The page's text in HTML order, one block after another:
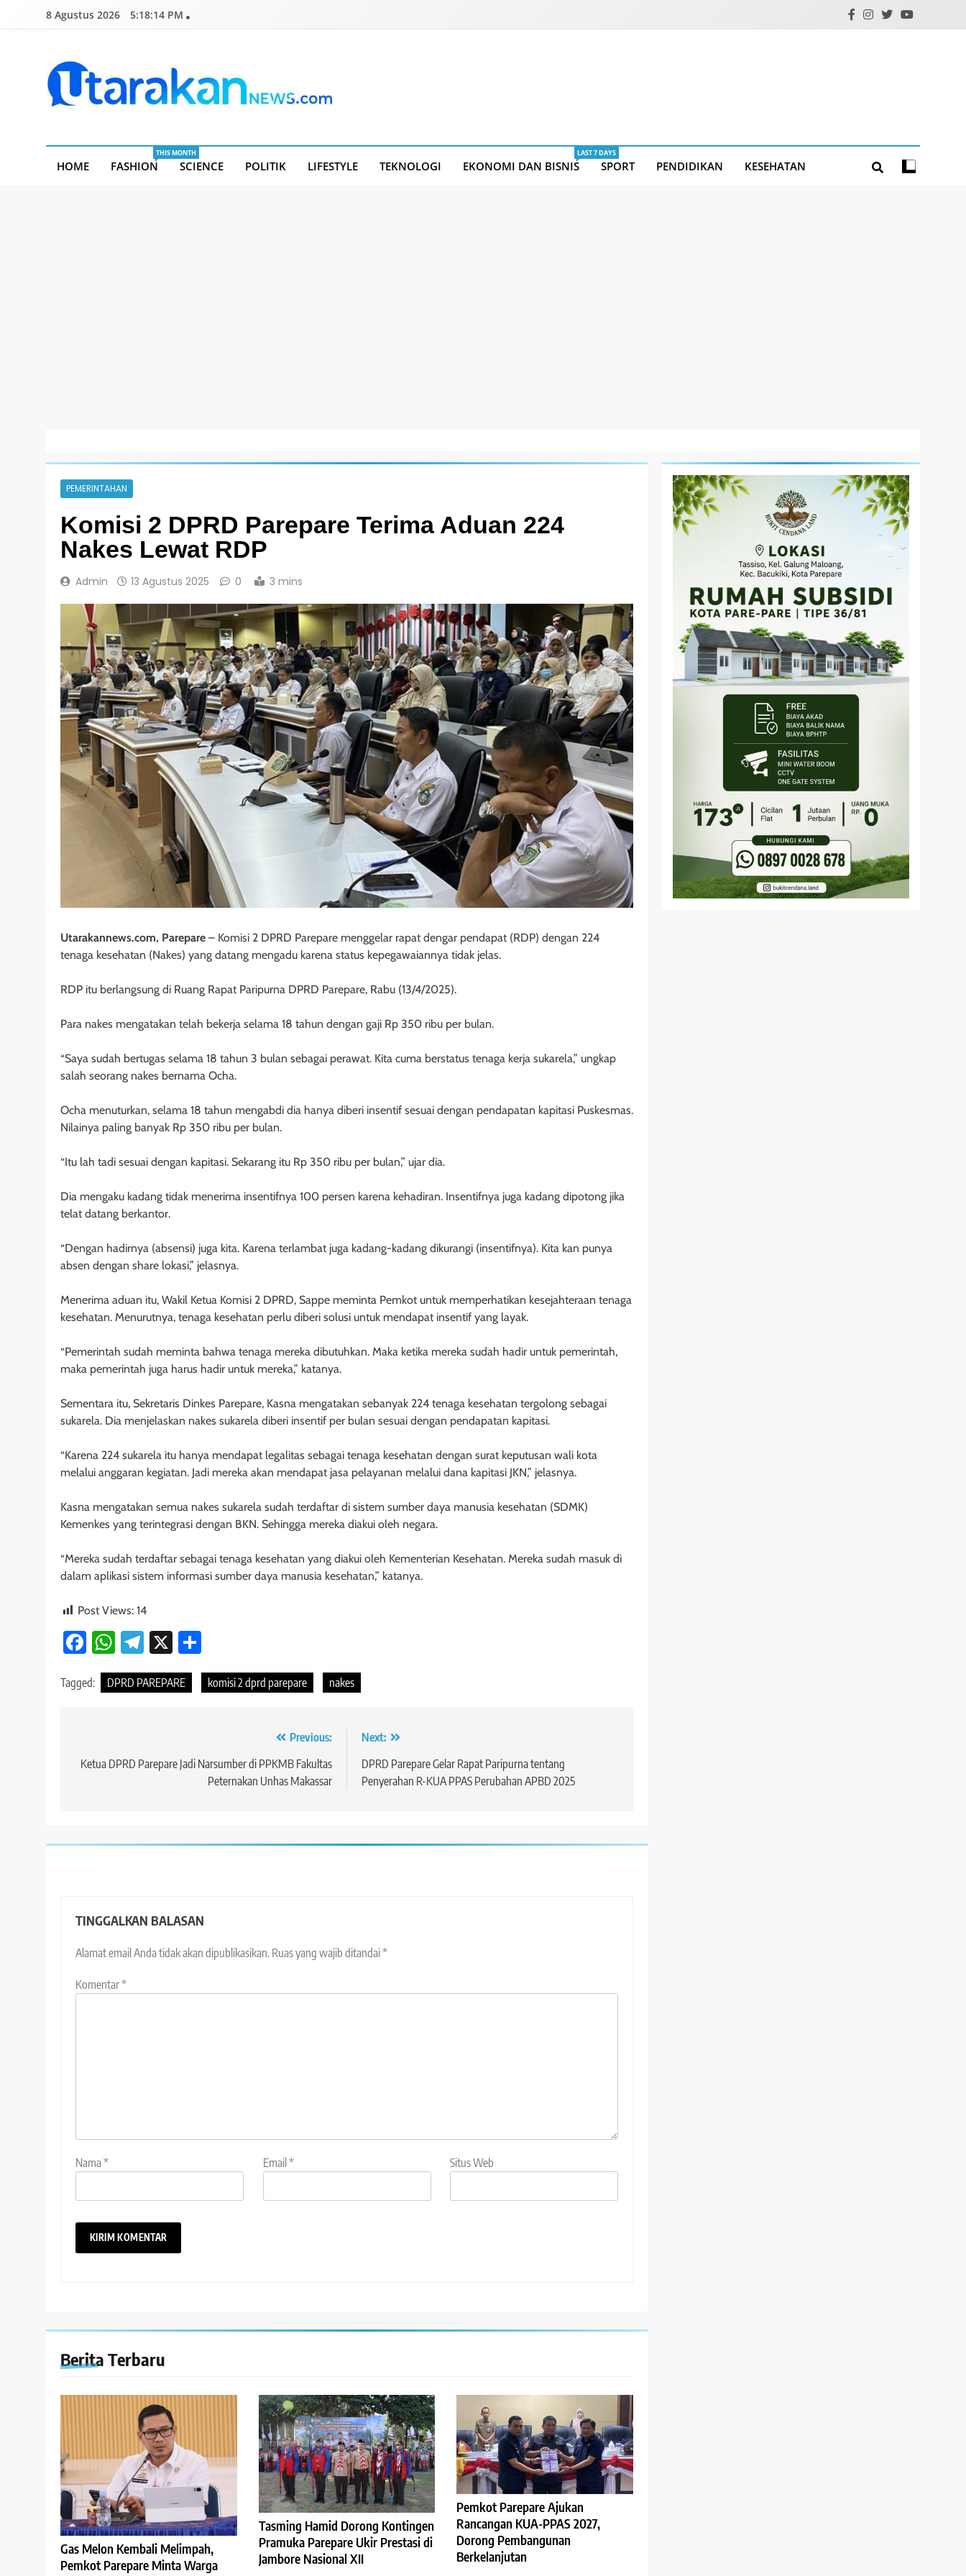
8 Agustus 2026 5:18:15 PM
HOME FASHION
THIS MONTH
SCIENCE POLITIK LIFESTYLE TEKNOLOGI EKONOMI DAN BISNIS
LAST 7 DAYS
SPORT PENDIDIKAN KESEHATAN
PEMERINTAHAN
Komisi 2 DPRD Parepare Terima Aduan 224
Nakes Lewat RDP
Admin 13 Agustus 2025 0 3 mins
Utarakannews.com, Parepare – Komisi 2 DPRD Parepare menggelar rapat dengar pendapat (RDP) dengan 224
tenaga kesehatan (Nakes) yang datang mengadu karena status kepegawaiannya tidak jelas.
RDP itu berlangsung di Ruang Rapat Paripurna DPRD Parepare, Rabu (13/4/2025).
Para nakes mengatakan telah bekerja selama 18 tahun dengan gaji Rp 350 ribu per bulan.
“Saya sudah bertugas selama 18 tahun 3 bulan sebagai perawat. Kita cuma berstatus tenaga kerja sukarela,” ungkap
salah seorang nakes bernama Ocha.
Ocha menuturkan, selama 18 tahun mengabdi dia hanya diberi insentif sesuai dengan pendapatan kapitasi Puskesmas.
Nilainya paling banyak Rp 350 ribu per bulan.
“Itu lah tadi sesuai dengan kapitasi. Sekarang itu Rp 350 ribu per bulan,” ujar dia.
Dia mengaku kadang tidak menerima insentifnya 100 persen karena kehadiran. Insentifnya juga kadang dipotong jika
telat datang berkantor.
“Dengan hadirnya (absensi) juga kita. Karena terlambat juga kadang-kadang dikurangi (insentifnya). Kita kan punya
absen dengan share lokasi,” jelasnya.
Menerima aduan itu, Wakil Ketua Komisi 2 DPRD, Sappe meminta Pemkot untuk memperhatikan kesejahteraan tenaga
kesehatan. Menurutnya, tenaga kesehatan perlu diberi solusi untuk mendapat insentif yang layak.
“Pemerintah sudah meminta bahwa tenaga mereka dibutuhkan. Maka ketika mereka sudah hadir untuk pemerintah,
maka pemerintah juga harus hadir untuk mereka,” katanya.
Sementara itu, Sekretaris Dinkes Parepare, Kasna mengatakan sebanyak 224 tenaga kesehatan tergolong sebagai
sukarela. Dia menjelaskan nakes sukarela diberi insentif per bulan sesuai dengan pendapatan kapitasi.
“Karena 224 sukarela itu hanya mendapat legalitas sebagai tenaga kesehatan dengan surat keputusan wali kota
melalui anggaran kegiatan. Jadi mereka akan mendapat jasa pelayanan melalui dana kapitasi JKN,” jelasnya.
Kasna mengatakan semua nakes sukarela sudah terdaftar di sistem sumber daya manusia kesehatan (SDMK)
Kemenkes yang terintegrasi dengan BKN. Sehingga mereka diakui oleh negara.
“Mereka sudah terdaftar sebagai tenaga kesehatan yang diakui oleh Kementerian Kesehatan. Mereka sudah masuk di
dalam aplikasi sistem informasi sumber daya manusia kesehatan,” katanya.
Post Views: 14
Facebook
WhatsApp
Telegram
X
Tagged: DPRD PAREPARE komisi 2 dprd parepare nakes
pos
Previous:
Ketua DPRD Parepare Jadi Narsumber di PPKMB Fakultas
Peternakan Unhas Makassar
Next:
DPRD Parepare Gelar Rapat Paripurna tentang
Penyerahan R-KUA PPAS Perubahan APBD 2025
TINGGALKAN BALASAN
Alamat email Anda tidak akan dipublikasikan. Ruas yang wajib ditandai*
Komentar*
Nama* Email* Situs Web
Berita Terbaru
Gas Melon Kembali Melimpah,
Pemkot Parepare Minta Warga
Tasming Hamid Dorong Kontingen
Pramuka Parepare Ukir Prestasi di
Jambore Nasional XII
Pemkot Parepare Ajukan
Rancangan KUA-PPAS 2027,
Dorong Pembangunan
Berkelanjutan